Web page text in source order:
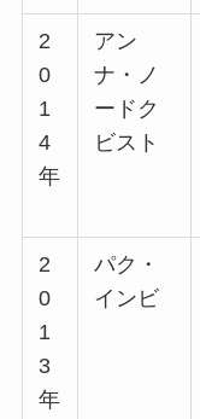
2
0
1
4
年
アン
ナ・ノ
ードク
ビスト
2
0
1
3
年
パク・
インビ